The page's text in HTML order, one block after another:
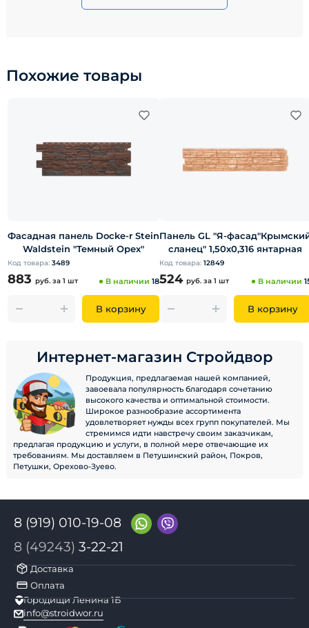
Похожие товары
Фасадная панель Docke-r Stein
Waldstein "Темный Орех"
Код товара: 3489
883 руб. за 1 шт В наличии 18
В корзину
Панель GL "Я-
сланец" 1,50х0,316 янтарная
Код товара: 12849
524 руб. за 1 шт В наличии
В корзину
Интернет-магазин Стройдвор
Продукция, предлагаемая нашей компанией,
завоевала популярность благодаря сочетанию
высокого качества и оптимальной стоимости.
Широкое разнообразие ассортимента
удовлетворяет нужды всех групп покупателей. Мы
стремимся идти навстречу своим заказчикам,
предлагая продукцию и услуги, в полной мере отвечающие их
требованиям. Мы доставляем в Петушинский район, Покров,
Петушки, Орехово-Зуево.
8 (919) 010-19-08
8 (49243) 3-22-21
Доставка
Оплата
Городищи Ленина 1Б
info@stroidwor.ru